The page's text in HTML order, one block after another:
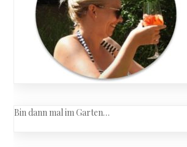
Bin dann mal im Garten…